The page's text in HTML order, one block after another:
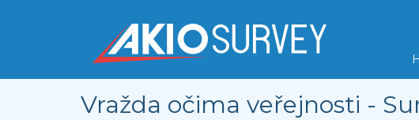
Vražda očima veřejnosti -